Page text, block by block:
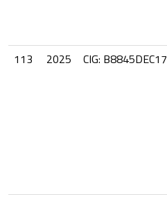
113
2025 CIG: B8845DEC17